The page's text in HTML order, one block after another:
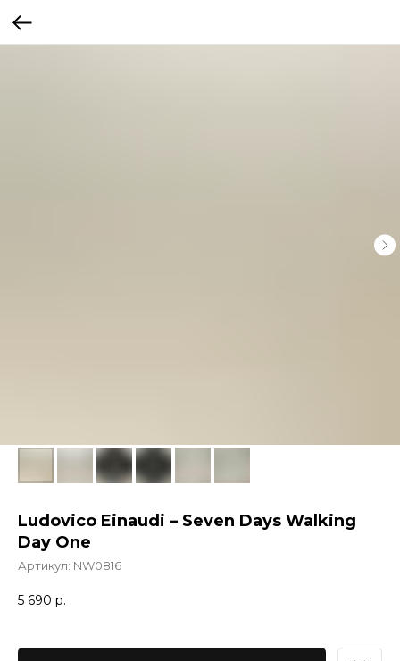
Ludovico Einaudi – Seven Days Walking
Day One
Артикул: NW0816
5 690 р.